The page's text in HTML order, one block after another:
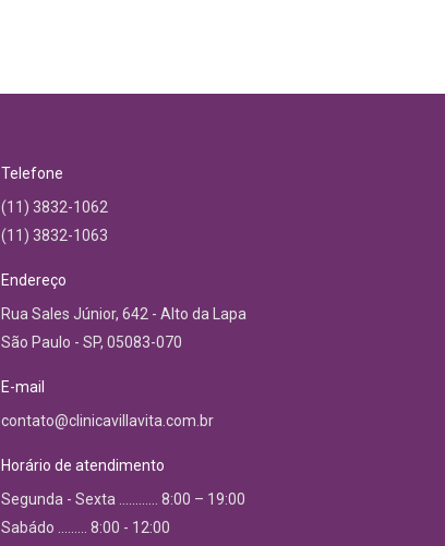
Telefone
(11) 3832-1062
(11) 3832-1063
Endereço
Rua Sales Júnior, 642 - Alto da Lapa
São Paulo - SP, 05083-070
E-mail
contato@clinicavillavita.com.br
Horário de atendimento
Segunda - Sexta ………… 8:00 – 19:00
Sabádo ……… 8:00 - 12:00